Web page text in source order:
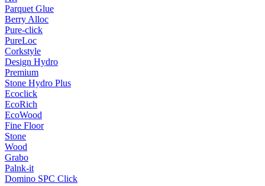
Parquet Glue
Berry Alloc
Pure-click
PureLoc
Corkstyle
Design Hydro
Premium
Stone Hydro Plus
Ecoclick
EcoRich
EcoWood
Fine Floor
Stone
Wood
Grabo
Palnk-it
Domino SPC Click